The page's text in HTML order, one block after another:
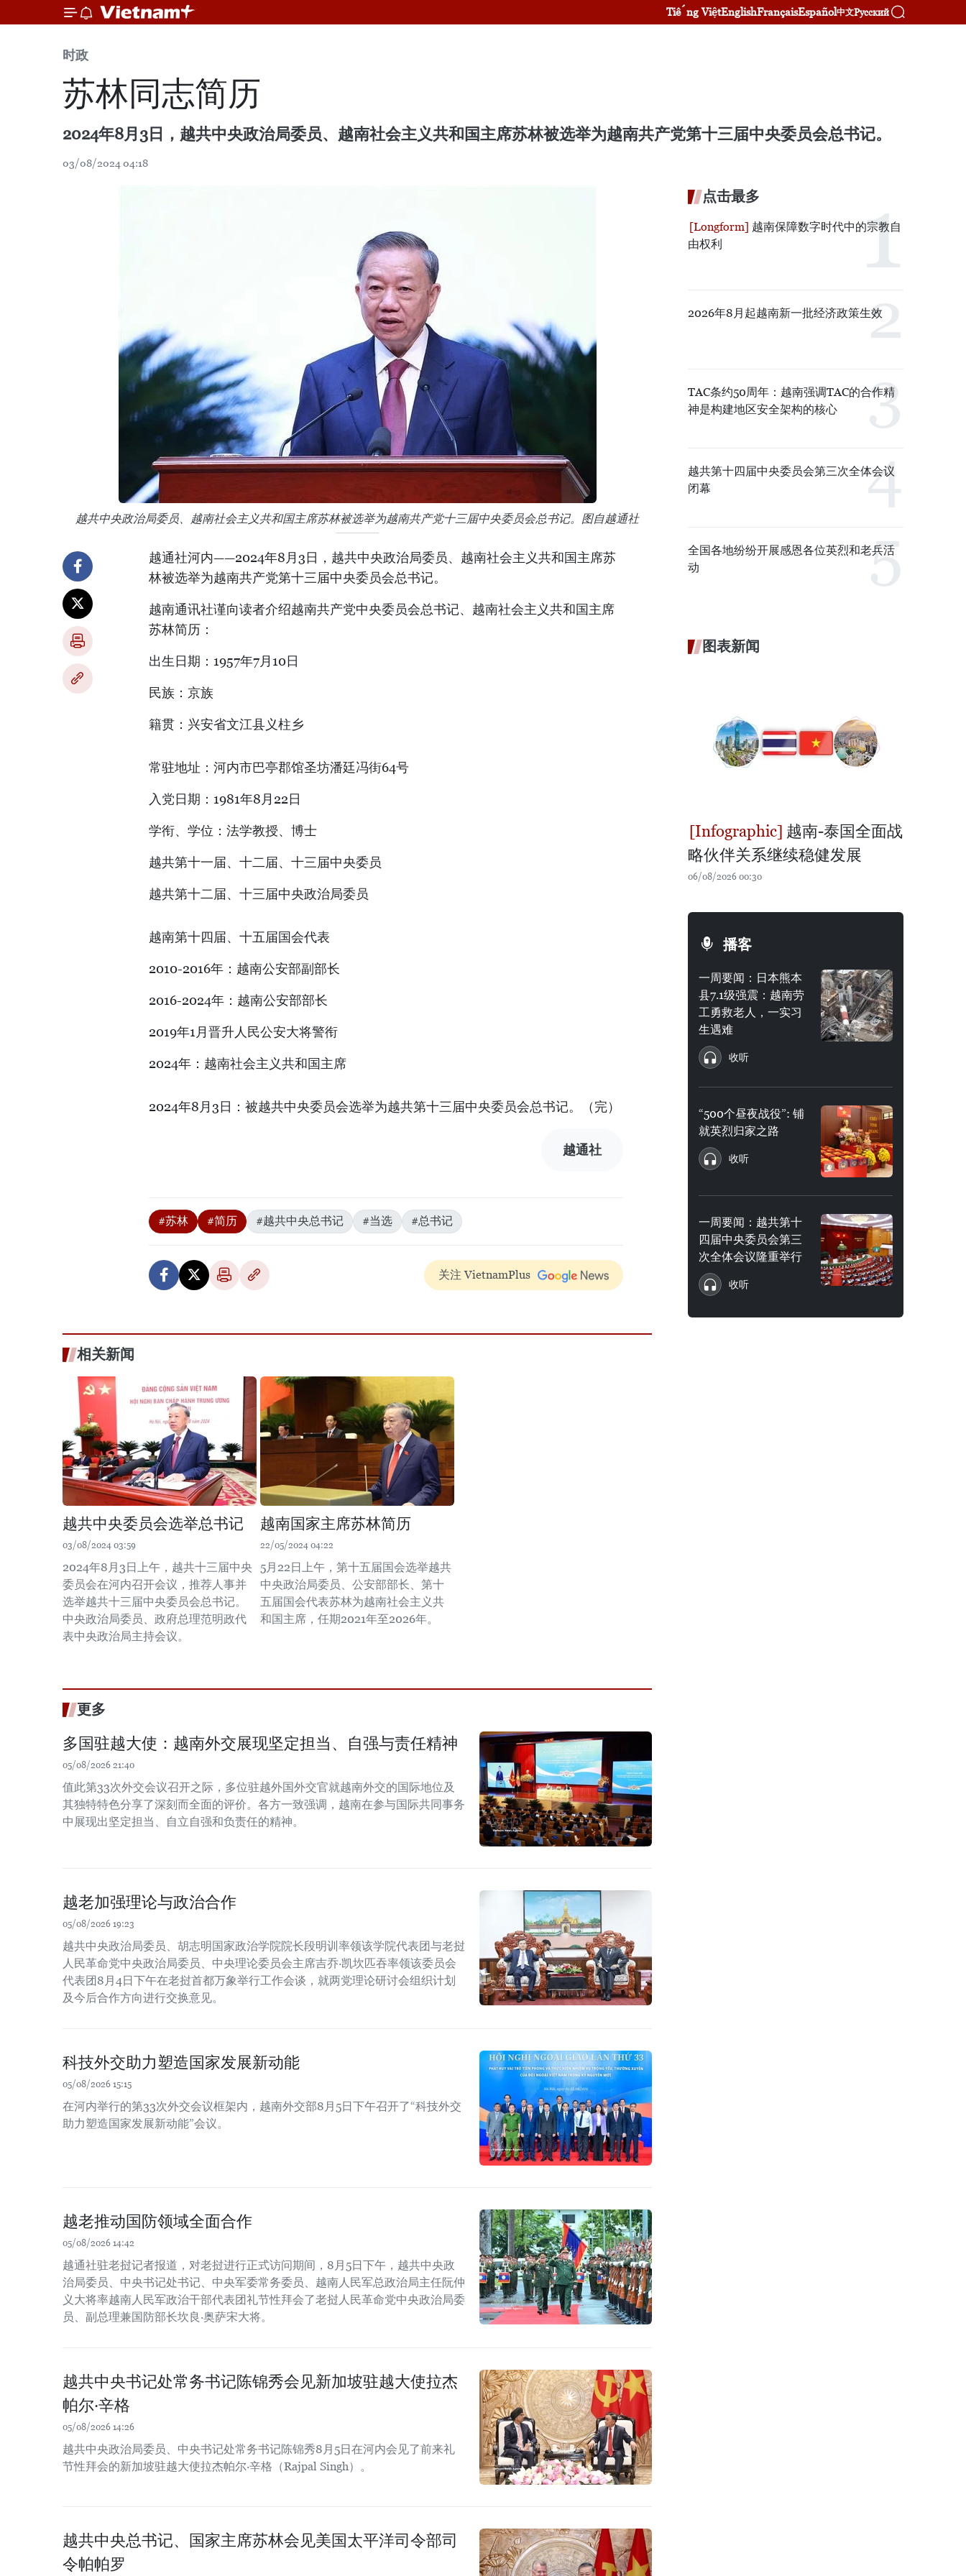
Tiếng ViệtEnglishFrançaisEspañol中文Русский
时政
苏林同志简历
2024年8月3日，越共中央政治局委员、越南社会主义共和国主席苏林被选举为越南共产党第十三届中央委员会总书记。
03/08/2024 04:18
越共中央政治局委员、越南社会主义共和国主席苏林被选举为越南共产党十三届中央委员会总书记。图自越通社
越通社河内——2024年8月3日，越共中央政治局委员、越南社会主义共和国主席苏
林被选举为越南共产党第十三届中央委员会总书记。
越南通讯社谨向读者介绍越南共产党中央委员会总书记、越南社会主义共和国主席
苏林简历：
出生日期：1957年7月10日
民族：京族
籍贯：兴安省文江县义柱乡
常驻地址：河内市巴亭郡馆圣坊潘廷冯街64号
入党日期：1981年8月22日
学衔、学位：法学教授、博士
越共第十一届、十二届、十三届中央委员
越共第十二届、十三届中央政治局委员
越南第十四届、十五届国会代表
2010-2016年：越南公安部副部长
2016-2024年：越南公安部部长
2019年1月晋升人民公安大将警衔
2024年：越南社会主义共和国主席
2024年8月3日：被越共中央委员会选举为越共第十三届中央委员会总书记。（完）
越通社
#苏林 #简历 #越共中央总书记 #当选 #总书记
关注 VietnamPlus
相关新闻
越共中央委员会选举总书记
03/08/2024 03:59
2024年8月3日上午，越共十三届中央
委员会在河内召开会议，推荐人事并
选举越共十三届中央委员会总书记。
中央政治局委员、政府总理范明政代
表中央政治局主持会议。
越南国家主席苏林简历
22/05/2024 04:22
5月22日上午，第十五届国会选举越共
中央政治局委员、公安部部长、第十
五届国会代表苏林为越南社会主义共
和国主席，任期2021年至2026年。
更多
多国驻越大使：越南外交展现坚定担当、自强与责任精神
05/08/2026 21:40
值此第33次外交会议召开之际，多位驻越外国外交官就越南外交的国际地位及
其独特特色分享了深刻而全面的评价。各方一致强调，越南在参与国际共同事务
中展现出坚定担当、自立自强和负责任的精神。
越老加强理论与政治合作
05/08/2026 19:23
越共中央政治局委员、胡志明国家政治学院院长段明训率领该学院代表团与老挝
人民革命党中央政治局委员、中央理论委员会主席吉乔·凯坎匹吞率领该委员会
代表团8月4日下午在老挝首都万象举行工作会谈，就两党理论研讨会组织计划
及今后合作方向进行交换意见。
科技外交助力塑造国家发展新动能
05/08/2026 15:15
在河内举行的第33次外交会议框架内，越南外交部8月5日下午召开了“科技外交
助力塑造国家发展新动能”会议。
越老推动国防领域全面合作
05/08/2026 14:42
越通社驻老挝记者报道，对老挝进行正式访问期间，8月5日下午，越共中央政
治局委员、中央书记处书记、中央军委常务委员、越南人民军总政治局主任阮仲
义大将率越南人民军政治干部代表团礼节性拜会了老挝人民革命党中央政治局委
员、副总理兼国防部长坎良·奥萨宋大将。
越共中央书记处常务书记陈锦秀会见新加坡驻越大使拉杰
帕尔·辛格
05/08/2026 14:26
越共中央政治局委员、中央书记处常务书记陈锦秀8月5日在河内会见了前来礼
节性拜会的新加坡驻越大使拉杰帕尔·辛格（Rajpal Singh）。
越共中央总书记、国家主席苏林会见美国太平洋司令部司
令帕帕罗
点击最多
越南保障数字时代中的宗教自
由权利
2026年8月起越南新一批经济政策生效
TAC条约50周年：越南强调TAC的合作精
神是构建地区安全架构的核心
越共第十四届中央委员会第三次全体会议
闭幕
全国各地纷纷开展感恩各位英烈和老兵活
动
图表新闻
越南-泰国全面战
略伙伴关系继续稳健发展
06/08/2026 00:30
播客
一周要闻：日本熊本
县7.1级强震：越南劳
工勇救老人，一实习
生遇难
收听
“500个昼夜战役”: 铺
就英烈归家之路
收听
一周要闻：越共第十
四届中央委员会第三
次全体会议隆重举行
收听